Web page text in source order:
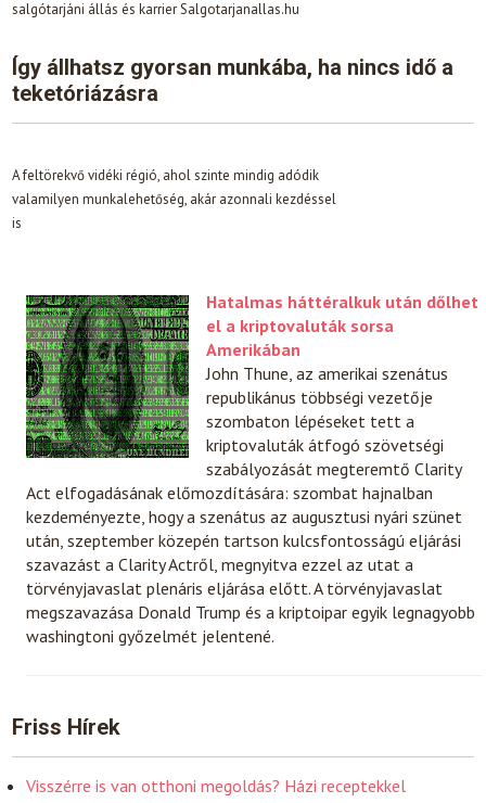
salgótarjáni állás és karrier Salgotarjanallas.hu
Így állhatsz gyorsan munkába, ha nincs idő a
teketóriázásra
A feltörekvő vidéki régió, ahol szinte mindig adódik
valamilyen munkalehetőség, akár azonnali kezdéssel
is
Hatalmas háttéralkuk után dőlhet
el a kriptovaluták sorsa
Amerikában
John Thune, az amerikai szenátus
republikánus többségi vezetője
szombaton lépéseket tett a
kriptovaluták átfogó szövetségi
szabályozását megteremtő Clarity
Act elfogadásának előmozdítására: szombat hajnalban
kezdeményezte, hogy a szenátus az augusztusi nyári szünet
után, szeptember közepén tartson kulcsfontosságú eljárási
szavazást a Clarity Actről, megnyitva ezzel az utat a
törvényjavaslat plenáris eljárása előtt. A törvényjavaslat
megszavazása Donald Trump és a kriptoipar egyik legnagyobb
washingtoni győzelmét jelentené.
Friss Hírek
Visszérre is van otthoni megoldás? Házi receptekkel